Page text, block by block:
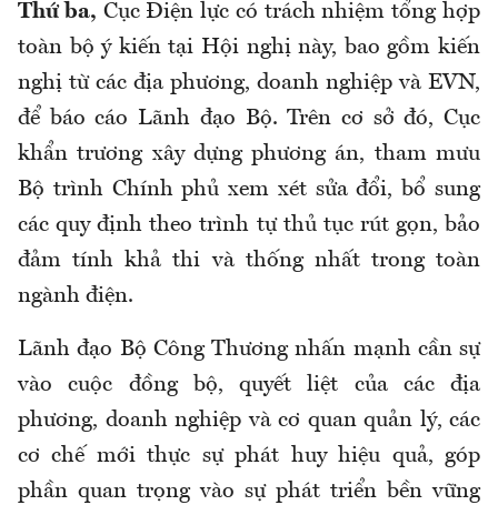
Thứ ba, Cục Điện lực có trách nhiệm tổng hợp
toàn bộ ý kiến tại Hội nghị này, bao gồm kiến
nghị từ các địa phương, doanh nghiệp và EVN,
để báo cáo Lãnh đạo Bộ. Trên cơ sở đó, Cục
khẩn trương xây dựng phương án, tham mưu
Bộ trình Chính phủ xem xét sửa đổi, bổ sung
các quy định theo trình tự thủ tục rút gọn, bảo
đảm tính khả thi và thống nhất trong toàn
ngành điện.
Lãnh đạo Bộ Công Thương nhấn mạnh cần sự
vào cuộc đồng bộ, quyết liệt của các địa
phương, doanh nghiệp và cơ quan quản lý, các
cơ chế mới thực sự phát huy hiệu quả, góp
phần quan trọng vào sự phát triển bền vững